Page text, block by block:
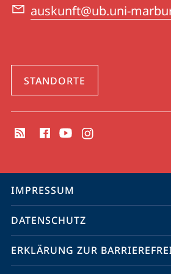
auskunft@ub.uni-
STANDORTE
Media
Service-
Navigation
IMPRESSUM
DATENSCHUTZ
ERKLÄRUNG ZUR